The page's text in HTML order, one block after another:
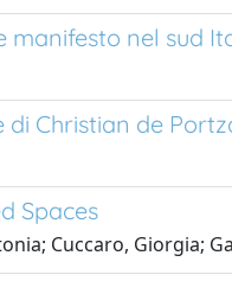
manifesto nel sud
di Christian de
Spaces
Cuccaro, Giorgia;